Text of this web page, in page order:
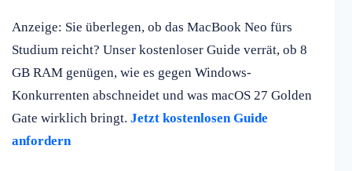
Anzeige: Sie überlegen, ob das MacBook Neo fürs
Studium reicht? Unser kostenloser Guide verrät, ob 8
GB RAM genügen, wie es gegen Windows-
Konkurrenten abschneidet und was macOS 27 Golden
Gate wirklich bringt. Jetzt kostenlosen Guide
anfordern